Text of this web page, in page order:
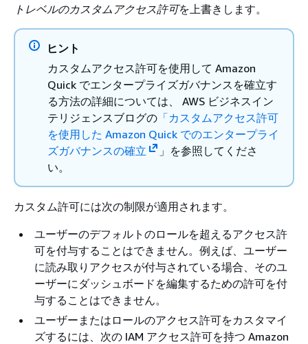
トレベルのカスタムアクセス許可を上書きします。
ヒント
カスタムアクセス許可を使用して Amazon
Quick でエンタープライズガバナンスを確立す
る方法の詳細については、 AWS ビジネスイン
テリジェンスブログの 「カスタムアクセス許可
を使用した Amazon Quick でのエンタープライ
ズガバナンスの確立
」を参照してくださ
い。
カスタム許可には次の制限が適用されます。
ユーザーのデフォルトのロールを超えるアクセス許
可を付与することはできません。例えば、ユーザー
に読み取りアクセスが付与されている場合、そのユ
ーザーにダッシュボードを編集するための許可を付
与することはできません。
ユーザーまたはロールのアクセス許可をカスタマイ
ズするには、次の IAM アクセス許可を持つ Amazon